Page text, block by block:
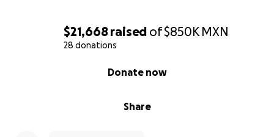
$21,668 raised of$850K MXN
28 donations
Share
Donate now